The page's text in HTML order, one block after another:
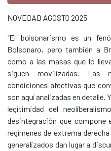
NOVEDAD AGOSTO 2025
"El bolsonarismo es un
Bolsonaro, pero también a
como a las masas que lo
siguen movilizadas. Las
condiciones afectivas que
son aquí analizadas en detalle.
legitimidad del
desintegración que compone
regímenes de extrema
generalizados dan lugar a